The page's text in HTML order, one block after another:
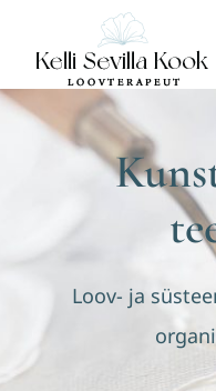
content
Teenused
Kunstiteraapiast
Loov- ja